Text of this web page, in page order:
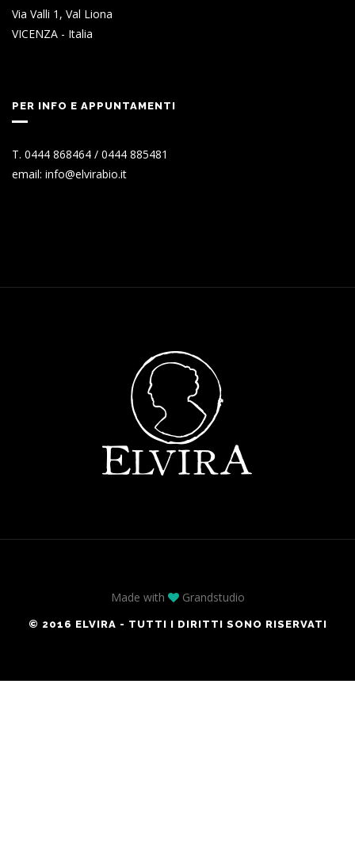
Via Valli 1, Val Liona
VICENZA - Italia
PER INFO E APPUNTAMENTI
T. 0444 868464 / 0444 885481
email: info@elvirabio.it
Made with Grandstudio
© 2016 ELVIRA - TUTTI I DIRITTI SONO RISERVATI